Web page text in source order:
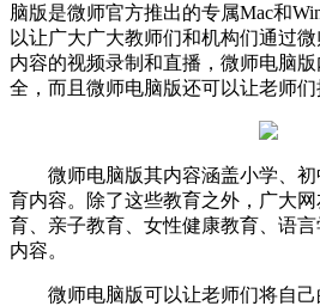
脑版是微师官方推出的专属Mac和
以让广大广大教师们和机构们通过
内容的视频录制和直播，微师电脑
全，而且微师电脑版还可以让老师们
微师电脑版其内容涵盖小学、
育内容。除了这些教育之外，广大
育、亲子教育、女性健康教育、语
内容。
微师电脑版可以让老师们将自